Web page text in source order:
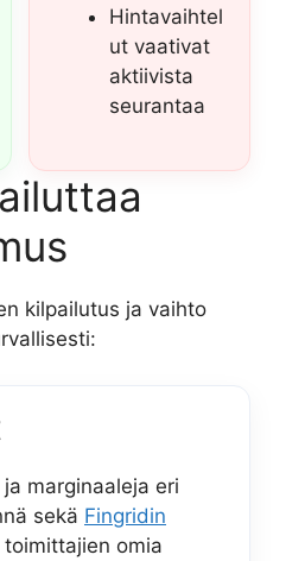
Hintavaihtel
ut vaativat
aktiivista
seurantaa
kilpailutus ja vaihto
marginaaleja eri
sekä Fingridin
omia